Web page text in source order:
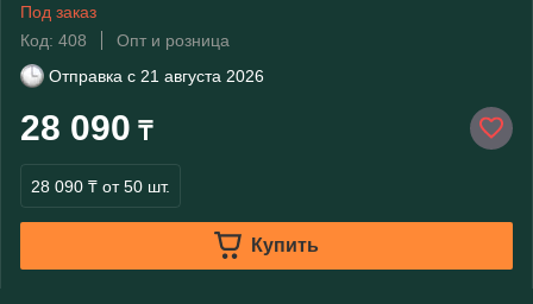
Под заказ
Код: 408
Опт и розница
Отправка с 21 августа 2026
28 090 ₸
28 090 ₸ от 50 шт.
Купить